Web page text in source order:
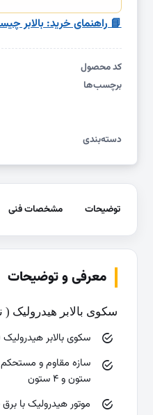
📘 راهنمای خرید: بالابر
کد محصول
برچسب‌ها
دسته‌بندی
توضیحات مشخصات فنی
معرفی و توضیحات
سکوی بالابر هیدرولیک (
سکوی بالابر هیدرولیک
سازه مقاوم و
ستون و ۴ ستون
موتور هیدرولیک با